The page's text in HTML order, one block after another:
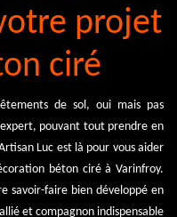
projet
ciré
de sol, oui mais pas
pouvant tout prendre en
Luc est là pour vous aider
béton ciré à Varinfroy.
savoir-faire bien développé en
et compagnon indispensable